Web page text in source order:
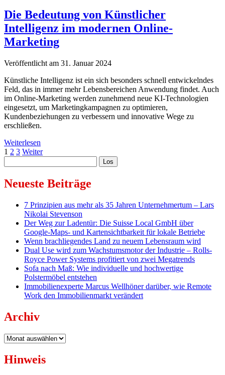
Blick
auf
Zahlen
und
Fakten
Die Bedeutung von Künstlicher
Intelligenz im modernen Online-
Marketing
Veröffentlicht am 31. Januar 2024
Künstliche Intelligenz ist ein sich besonders schnell entwickelndes
Feld, das in immer mehr Lebensbereichen Anwendung findet. Auch
im Online-Marketing werden zunehmend neue KI-Technologien
eingesetzt, um Marketingkampagnen zu optimieren,
Kundenbeziehungen zu verbessern und innovative Wege zu
erschließen.
Weiterlesen
Bedeutung
Künstlicher
Intelligenz
im
Online-
Marketing
Seitennummerierung
der
Beiträge
1 2 3 Weiter
Neueste Beiträge
7 Prinzipien aus mehr als 35 Jahren Unternehmertum – Lars
Nikolai Stevenson
Der Weg zur Ladentür: Die Suisse Local GmbH über
Google-Maps- und Kartensichtbarkeit für lokale Betriebe
Wenn brachliegendes Land zu neuem Lebensraum wird
Dual Use wird zum Wachstumsmotor der Industrie – Rolls-
Royce Power Systems profitiert von zwei Megatrends
Sofa nach Maß: Wie individuelle und hochwertige
Polstermöbel entstehen
Immobilienexperte Marcus Wellhöner darüber, wie Remote
Work den Immobilienmarkt verändert
Archiv
Archiv
Hinweis